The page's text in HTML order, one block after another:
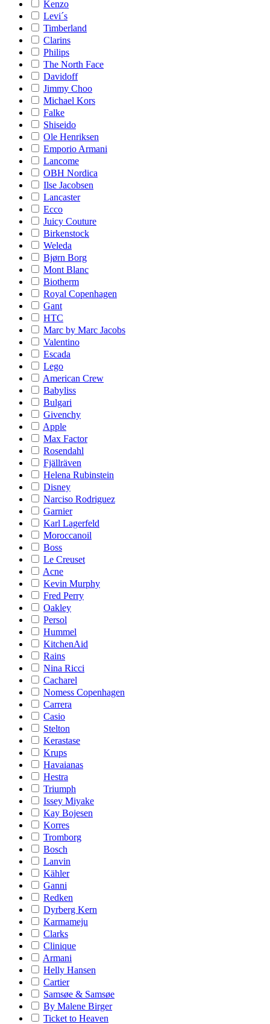
Kenzo
Levi´s
Timberland
Clarins
Philips
The North Face
Davidoff
Jimmy Choo
Michael Kors
Falke
Shiseido
Ole Henriksen
Emporio Armani
Lancome
OBH Nordica
Ilse Jacobsen
Lancaster
Ecco
Juicy Couture
Birkenstock
Weleda
Bjørn Borg
Mont Blanc
Biotherm
Royal Copenhagen
Gant
HTC
Marc by Marc Jacobs
Valentino
Escada
Lego
American Crew
Babyliss
Bulgari
Givenchy
Apple
Max Factor
Rosendahl
Fjällräven
Helena Rubinstein
Disney
Narciso Rodriguez
Garnier
Karl Lagerfeld
Moroccanoil
Boss
Le Creuset
Acne
Kevin Murphy
Fred Perry
Oakley
Persol
Hummel
KitchenAid
Rains
Nina Ricci
Cacharel
Nomess Copenhagen
Carrera
Casio
Stelton
Kerastase
Krups
Havaianas
Hestra
Triumph
Issey Miyake
Kay Bojesen
Korres
Tromborg
Bosch
Lanvin
Kähler
Ganni
Redken
Dyrberg Kern
Karmameju
Clarks
Clinique
Armani
Helly Hansen
Cartier
Samsøe & Samsøe
By Malene Birger
Ticket to Heaven